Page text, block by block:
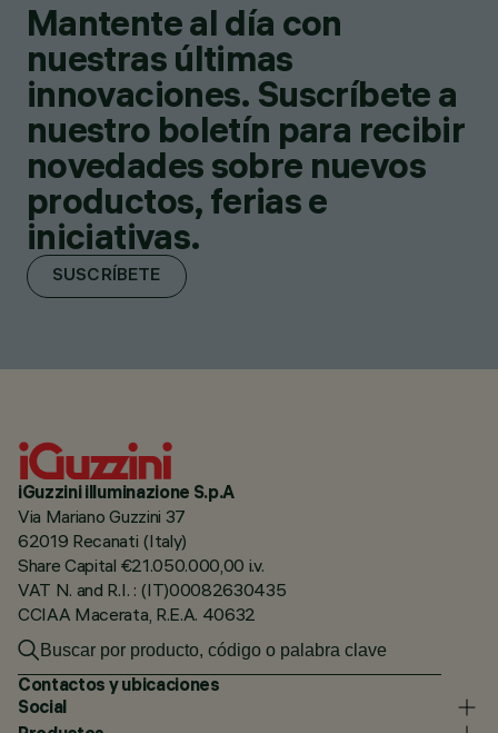
Mantente al día con
nuestras últimas
innovaciones. Suscríbete a
nuestro boletín para recibir
novedades sobre nuevos
productos, ferias e
iniciativas.
SUSCRÍBETE
iGuzzini illuminazione S.p.A
Via Mariano Guzzini 37
62019 Recanati (Italy)
Share Capital €21.050.000,00 i.v.
VAT N. and R.I. : (IT)00082630435
CCIAA Macerata, R.E.A. 40632
Contactos y ubicaciones
Social